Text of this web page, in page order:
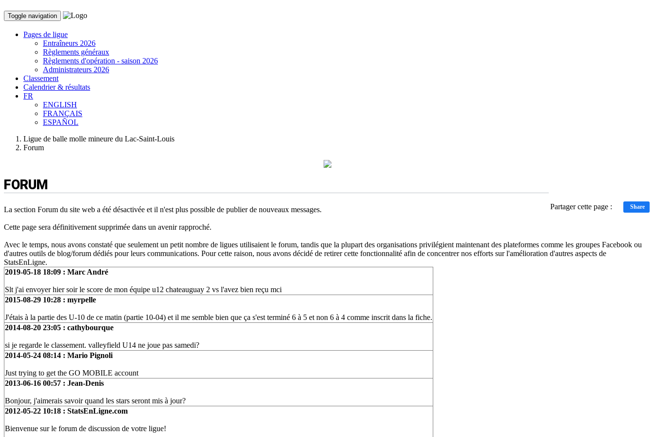
Toggle navigation
Pages de ligue
Entraîneurs 2026
Règlements généraux
Règlements d'opération - saison 2026
Administrateurs 2026
Classement
Calendrier & résultats
FR
ENGLISH
FRANÇAIS
ESPAÑOL
Ligue de balle molle mineure du Lac-Saint-Louis
Forum
FORUM
Partager cette page : Share
La section Forum du site web a été désactivée et il n'est plus possible de publier de nouveaux messages.
Cette page sera définitivement supprimée dans un avenir rapproché.
Avec le temps, nous avons constaté que seulement un petit nombre de ligues utilisaient le forum, tandis que la plupart des organisations privilégient maintenant des plateformes comme les groupes Facebook ou
d'autres outils de blog/forum dédiés pour leurs communications. Pour cette raison, nous avons décidé de retirer cette fonctionnalité afin de concentrer nos efforts sur l'amélioration d'autres aspects de
StatsEnLigne.
2019-05-18 18:09 : Marc André
Slt j'ai envoyer hier soir le score de mon équipe u12 chateauguay 2 vs l'avez bien reçu mci
2015-08-29 10:28 : myrpelle
J'étais à la partie des U-10 de ce matin (partie 10-04) et il me semble bien que ça s'est terminé 6 à 5 et non 6 à 4 comme inscrit dans la fiche.
2014-08-20 23:05 : cathybourque
si je regarde le classement. valleyfield U14 ne joue pas samedi?
2014-05-24 08:14 : Mario Pignoli
Just trying to get the GO MOBILE account
2013-06-16 00:57 : Jean-Denis
Bonjour, j'aimerais savoir quand les stars seront mis à jour?
2012-05-22 10:18 : StatsEnLigne.com
Bienvenue sur le forum de discussion de votre ligue!